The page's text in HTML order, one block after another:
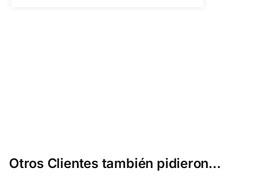
Otros Clientes también pidieron...